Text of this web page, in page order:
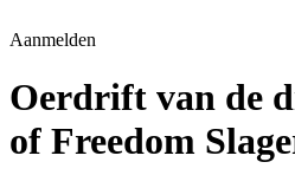
Aanmelden
Oerdrift van de
of Freedom